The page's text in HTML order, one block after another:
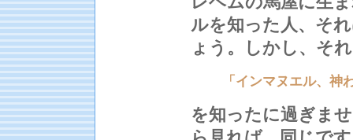
ルを知った人、そ
ょう。しかし、そ
「インマヌエル、神
を知ったに過ぎま